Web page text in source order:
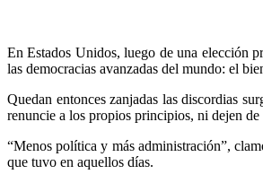
En Estados Unidos, luego de una elección
las democracias avanzadas del mundo: el
Quedan entonces zanjadas las discordias
renuncie a los propios principios, ni dejen
“Menos política y más administración”,
que tuvo en aquellos días.